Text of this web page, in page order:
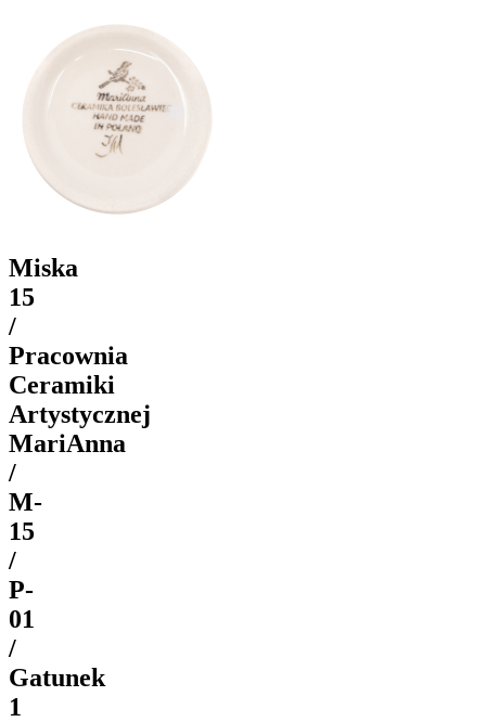
Miska
15
/
Pracownia
Ceramiki
Artystycznej
MariAnna
/
M-
15
/
P-
01
/
Gatunek
1